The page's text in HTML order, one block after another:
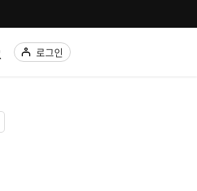
로그인